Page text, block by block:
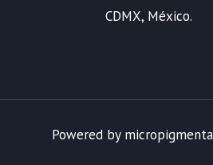
CDMX, México.
Powered by